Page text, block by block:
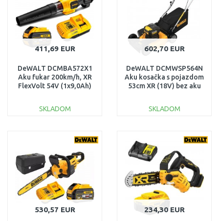
411,69 EUR
DeWALT DCMBA572X1
Aku fukar 200km/h, XR
FlexVolt 54V (1x9,0Ah)
SKLADOM
602,70 EUR
DeWALT DCMWSP564N
Aku kosačka s pojazdom
53cm XR (18V) bez aku
SKLADOM
Porovnať
530,57 EUR 234,30 EUR